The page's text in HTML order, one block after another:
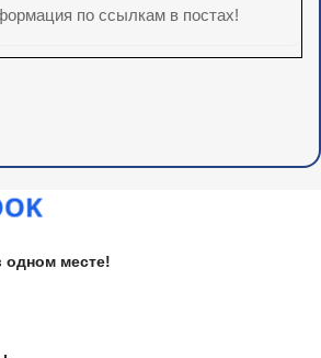
по ссылкам в постах!
месте!